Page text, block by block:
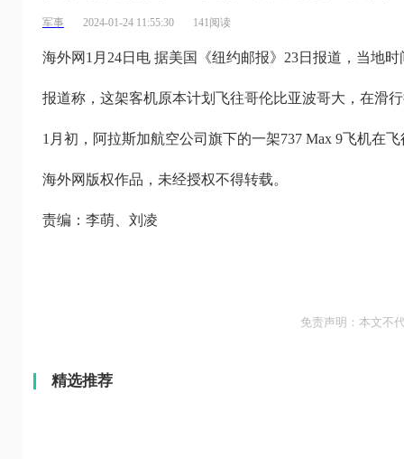
军事 2024-01-24 11:55:30 141阅读
海外网1月24日电 据美国《纽约邮报》23日报道，当地
报道称，这架客机原本计划飞往哥伦比亚波哥大，在滑
1月初，阿拉斯加航空公司旗下的一架737 Max 9飞机在
海外网版权作品，未经授权不得转载。
责编：李萌、刘凌
免责声明：本文不
精选推荐